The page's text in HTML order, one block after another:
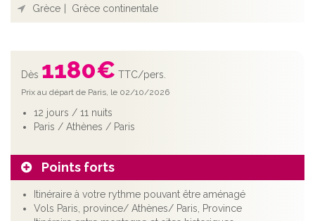
Grèce Grèce continentale
Dès 1180€ TTC/pers.
Prix au départ de Paris, le 02/10/2026
12 jours / 11 nuits
Paris / Athènes / Paris
Points forts
Itinéraire à votre rythme pouvant être aménagé
Vols Paris, province/ Athènes/ Paris, Province